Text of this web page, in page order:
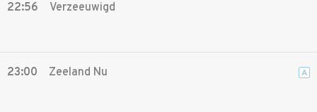
22:56 Verzeeuwigd
23:00 Zeeland Nu A